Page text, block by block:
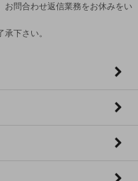
お問合わせ返信業務をお休みをい
下さい。